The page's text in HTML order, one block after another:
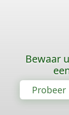
Bewaar
Probeer